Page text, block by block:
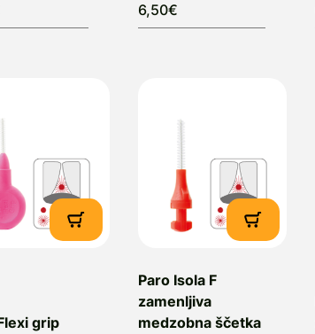
6,50€
grip
Paro Isola F
zamenljiva
medzobna ščetka